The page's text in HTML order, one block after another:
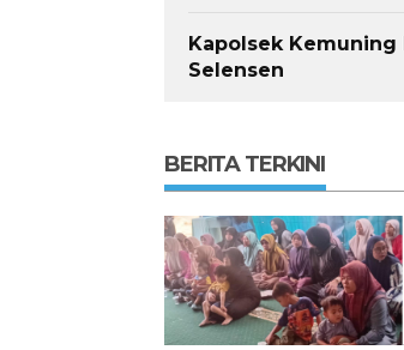
Kapolsek
Selensen
BERITA TERKINI